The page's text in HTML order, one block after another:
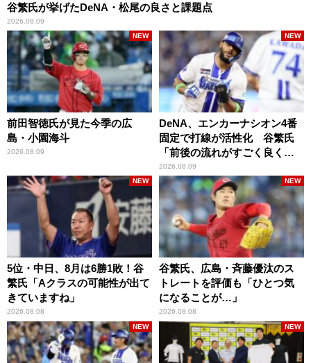
谷繁氏が挙げたDeNA・松尾の良さと課題点
2026.08.09
前田智徳氏が見た今季の広
島・小園海斗
2026.08.09
NEW
DeNA、エンカーナシオン4番
固定で打線が活性化 谷繁氏
「前後の流れがすごく良くな
りましたね」
2026.08.09
NEW
5位・中日、8月は6勝1敗！谷
繁氏「Aクラスの可能性が出て
きていますね」
2026.08.08
NEW
谷繁氏、広島・斉藤優汰のス
トレートを評価も「ひとつ気
になることが…」
2026.08.08
NEW
NEW NEW